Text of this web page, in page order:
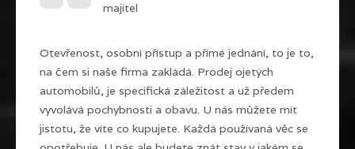
majitel
Otevřenost, osobní přístup a přímé jednání, to je to,
na čem si naše firma zakládá. Prodej ojetých
automobilů, je specifická záležitost a už předem
vyvolává pochybnosti a obavu. U nás můžete mít
jistotu, že víte co kupujete. Každá používaná věc se